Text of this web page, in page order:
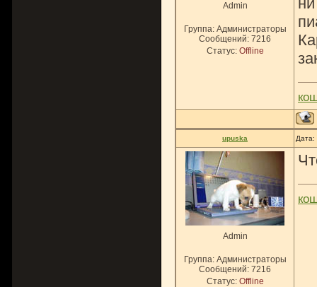
Admin
Группа: Администраторы
Сообщений: 7216
Статус: Offline
upuska Дата:
Admin
Группа: Администраторы
Сообщений: 7216
Статус: Offline